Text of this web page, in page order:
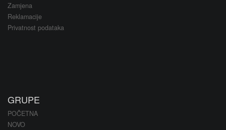
Zamjena
Reklamacije
Privatnost podataka
GRUPE
POČETNA
NOVO